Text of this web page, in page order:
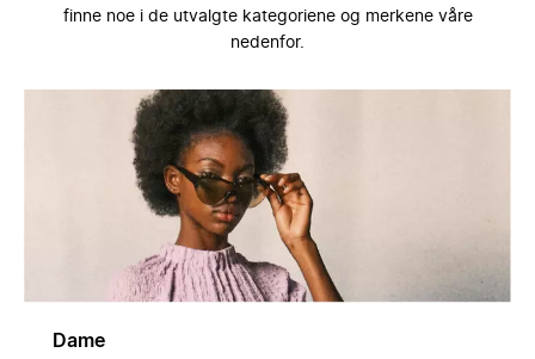
finne noe i de utvalgte kategoriene og merkene våre
nedenfor.
Dame